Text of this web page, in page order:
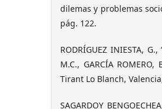
dilemas y problemas
pág. 122.
RODRÍGUEZ INIESTA,
M.C., GARCÍA
Tirant Lo Blanch,
SAGARDOY